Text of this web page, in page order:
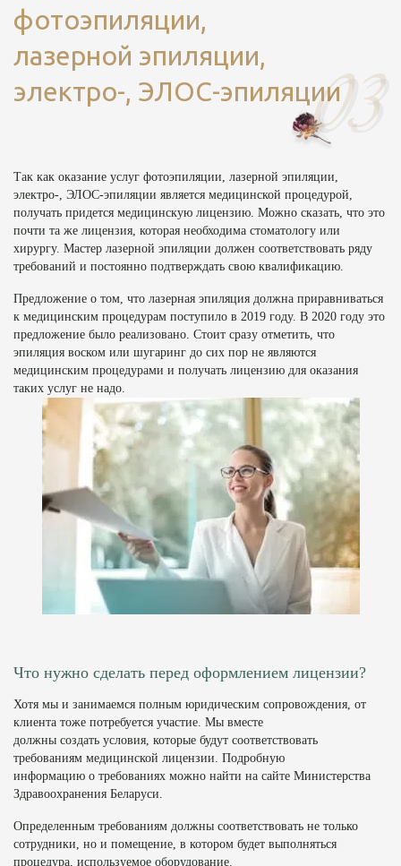
фотоэпиляции,
лазерной эпиляции,
электро-, ЭЛОС-эпиляции
Так как оказание услуг фотоэпиляции, лазерной эпиляции,
электро-, ЭЛОС-эпиляции является медицинской процедурой,
получать придется медицинскую лицензию. Можно сказать, что это
почти та же лицензия, которая необходима стоматологу или
хирургу. Мастер лазерной эпиляции должен соответствовать ряду
требований и постоянно подтверждать свою квалификацию.
Предложение о том, что лазерная эпиляция должна приравниваться
к медицинским процедурам поступило в 2019 году. В 2020 году это
предложение было реализовано. Стоит сразу отметить, что
эпиляция воском или шугаринг до сих пор не являются
медицинским процедурами и получать лицензию для оказания
таких услуг не надо.
Что нужно сделать перед оформлением лицензии?
Хотя мы и занимаемся полным юридическим сопровождения, от
клиента тоже потребуется участие. Мы вместе
должны создать условия, которые будут соответствовать
требованиям медицинской лицензии. Подробную
информацию о требованиях можно найти на сайте Министерства
Здравоохранения Беларуси.
Определенным требованиям должны соответствовать не только
сотрудники, но и помещение, в котором будет выполняться
процедура, используемое оборудование.